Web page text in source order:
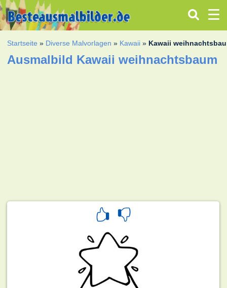
Startseite » Diverse Malvorlagen » Kawaii » Kawaii
Ausmalbild Kawaii weihnachtsbaum